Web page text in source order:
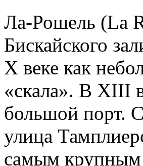
Ла-Рошель (La
Бискайского
Х веке как
«скала». В XIII
большой порт.
улица
самым крупным